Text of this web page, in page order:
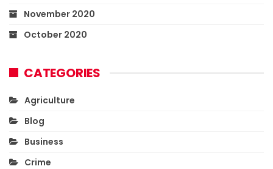
November 2020
October 2020
CATEGORIES
Agriculture
Blog
Business
Crime